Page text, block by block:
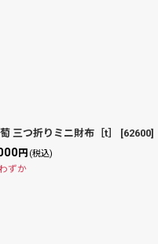
三つ折りミニ財布［t］ [62600]
円 (税込)
ずか